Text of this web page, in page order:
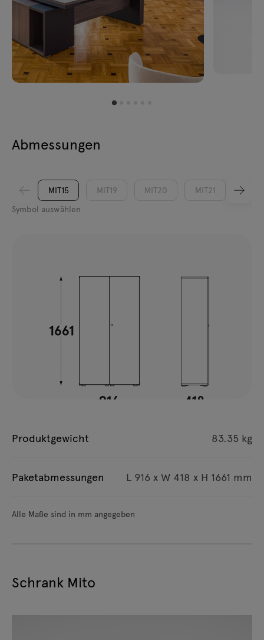
Abmessungen
MIT15 MIT19 MIT20 MIT21
MIT31
Symbol auswählen
Produktgewicht 83.35 kg
Paketabmessungen L 916 x W 418 x H 1661 mm
Alle Maße sind in mm angegeben
Schrank Mito